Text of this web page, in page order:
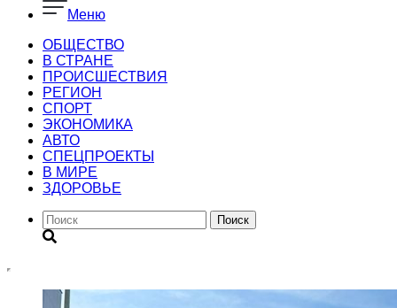
Меню
ОБЩЕСТВО
В СТРАНЕ
ПРОИСШЕСТВИЯ
РЕГИОН
CПОРТ
ЭКОНОМИКА
АВТО
СПЕЦПРОЕКТЫ
В МИРЕ
ЗДОРОВЬЕ
Поиск